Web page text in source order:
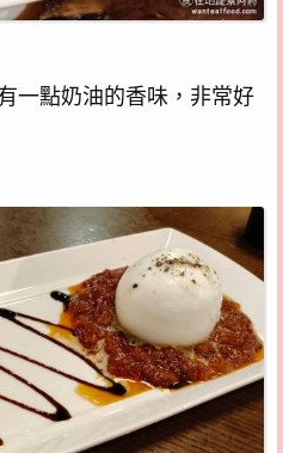
一點奶油的香味，非常好